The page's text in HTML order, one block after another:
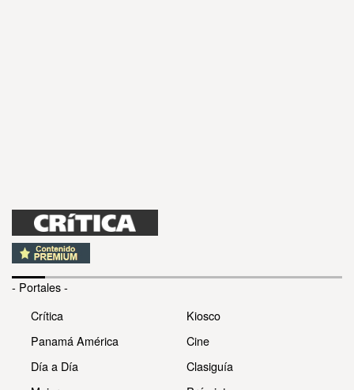
- Portales -
Crítica
Panamá América
Día a Día
Kiosco
Cine
Clasiguía